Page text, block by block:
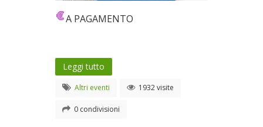
A PAGAMENTO
Leggi tutto
Altri eventi 1932 visite
0 condivisioni